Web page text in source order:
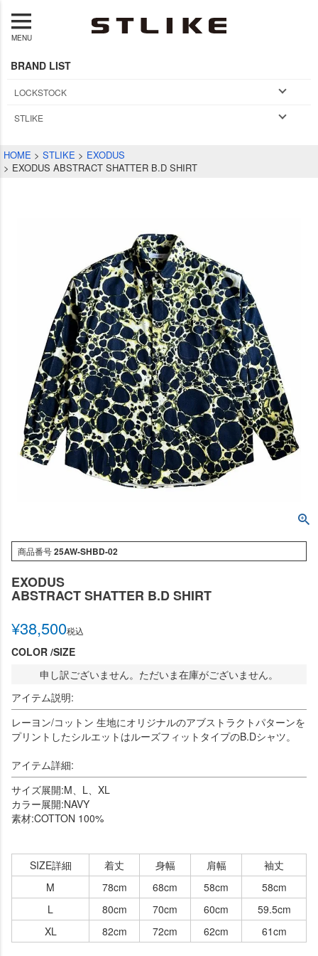
MENU
BRAND LIST
LOCKSTOCK
STLIKE
HOME STLIKE
EXODUS
EXODUS ABSTRACT SHATTER B.D SHIRT
商品番号25AW-SHBD-02
EXODUS
ABSTRACT SHATTER B.D SHIRT
¥38,500税込
COLOR SIZE
申し訳ございません。ただいま在庫がございません。
アイテム説明:
レーヨン/コットン 生地にオリジナルのアブストラクトパターンを
プリントしたシルエットはルーズフィットタイプのB.Dシャツ。
アイテム詳細:
サイズ展開:M、L、XL
カラー展開:NAVY
素材:COTTON 100%
SIZE詳細 着丈 身幅 肩幅
袖丈
M
78cm 68cm 58cm
58cm
L
80cm 70cm 60cm
59.5cm
XL
82cm 72cm 62cm 61cm